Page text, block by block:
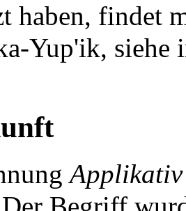
haben, findet
Yup'ik, siehe
Applikativ